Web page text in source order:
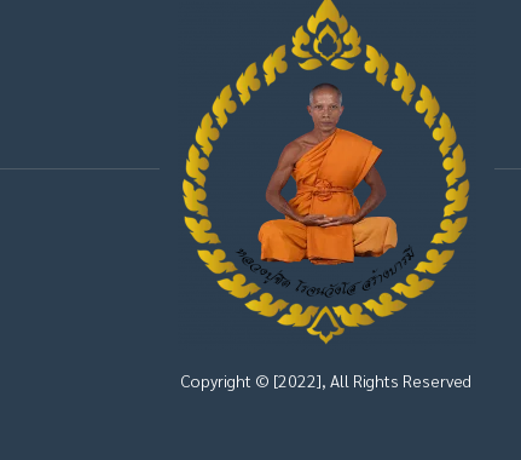
Copyright © [2022], All Rights Reserved